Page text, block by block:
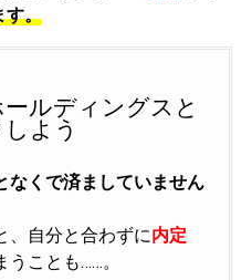
す。
ルディングスと
よう
なくで済ましていません
、自分と合わずに内定
うことも……。